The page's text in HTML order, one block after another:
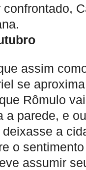
assim
se
Rômulo
a parede, e
a
o
assumir